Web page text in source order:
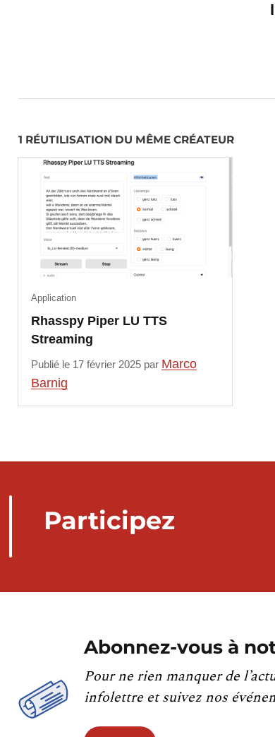
1 RÉUTILISATION DU MÊME CRÉATEUR
Rhasspy Piper LU TTS
Streaming
Application
Publié le 17 février 2025 par Marco
Barnig
Participez
Abonnez-vous à
Pour ne rien manquer de
infolettre et suivez nos